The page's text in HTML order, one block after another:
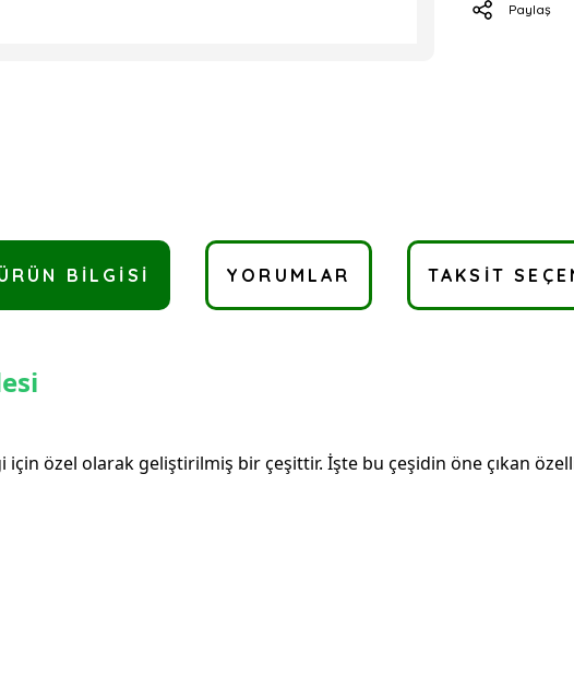
Paylaş
BILGISI YORUMLAR TAKSIT
özel olarak geliştirilmiş bir çeşittir. İşte bu çeşidin öne çıkan